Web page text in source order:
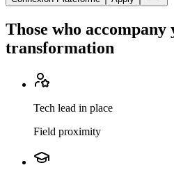
Those who accompany
transformation
Tech lead in place
Field proximity